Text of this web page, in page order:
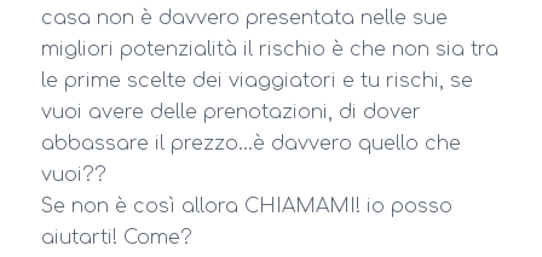
casa non è davvero presentata nelle sue
migliori potenzialità il rischio è che non sia tra
le prime scelte dei viaggiatori e tu rischi, se
vuoi avere delle prenotazioni, di dover
abbassare il prezzo…è davvero quello che
vuoi??
Se non è così allora CHIAMAMI! io posso
aiutarti! Come?